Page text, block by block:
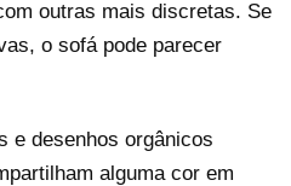
outras mais discretas. Se
o sofá pode parecer
e desenhos orgânicos
alguma cor em